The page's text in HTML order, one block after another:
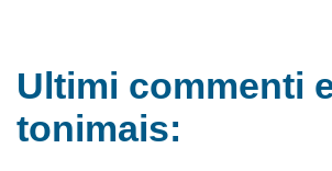
Ultimi commenti
tonimais: